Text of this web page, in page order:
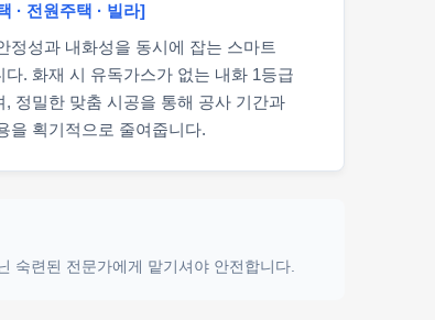
· 전원주택 · 빌라]
정성과 내화성을 동시에 잡는 스마트
다. 화재 시 유독가스가 없는 내화 1등급
, 정밀한 맞춤 시공을 통해 공사 기간과
을 획기적으로 줄여줍니다.
숙련된 전문가에게 맡기셔야 안전합니다.